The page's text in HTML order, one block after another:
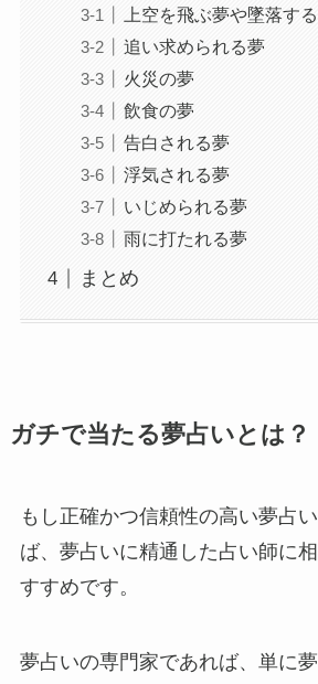
上空を飛ぶ夢や墜落す
追い求められる夢
火災の夢
飲食の夢
告白される夢
浮気される夢
いじめられる夢
雨に打たれる夢
まとめ
ガチで当たる夢占いとは？
もし正確かつ信頼性の高い夢占
ば、夢占いに精通した占い師に
すすめです。
夢占いの専門家であれば、単に